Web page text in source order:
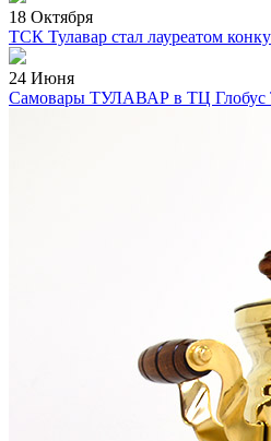
18 Октября
ТСК Тулавар стал лауреатом
24 Июня
Самовары ТУЛАВАР в ТЦ Глобус